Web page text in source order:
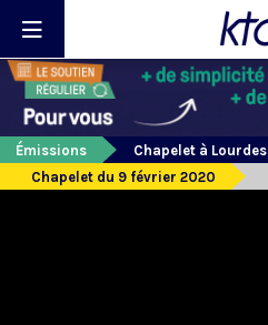
Émissions
Chapelet à Lourdes
Chapelet du 9 février 2020